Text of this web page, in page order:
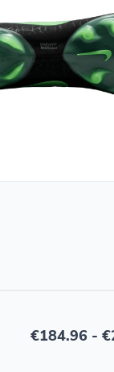
€184.96 - €